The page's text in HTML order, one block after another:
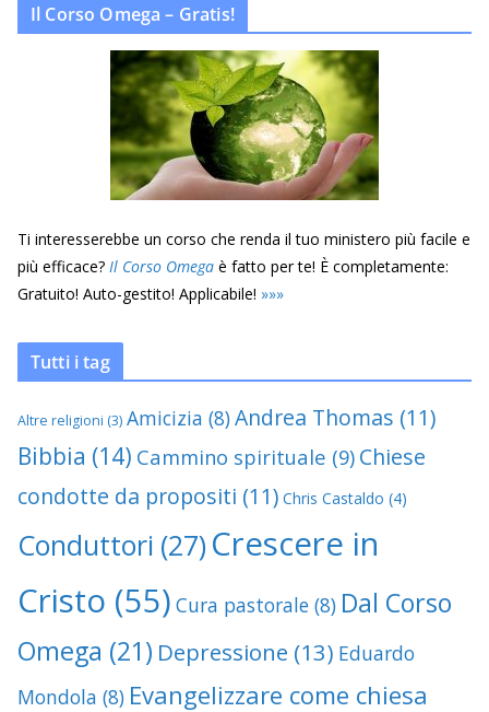
Il Corso Omega – Gratis!
Ti interesserebbe un corso che renda il tuo ministero più facile e
più efficace? Il Corso Omega è fatto per te! È completamente:
Gratuito! Auto-gestito! Applicabile! »»»
Tutti i tag
Altre religioni (3) Amicizia (8)Andrea Thomas (11)
Bibbia (14) Cammino spirituale (9) Chiese
condotte da propositi (11) Chris Castaldo (4)
Conduttori (27) Crescere in
Cristo (55) Cura pastorale (8) Dal Corso
Omega (21) Depressione (13) Eduardo
Mondola (8) Evangelizzare come chiesa